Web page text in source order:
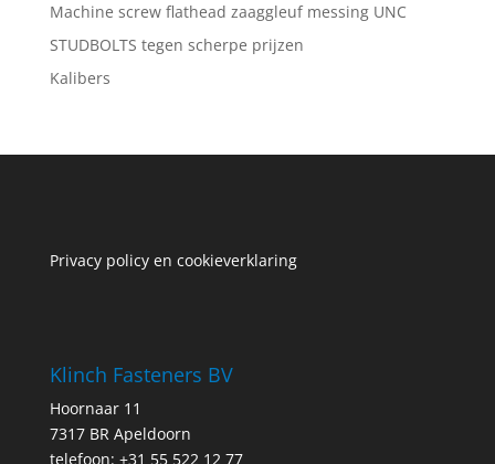
Machine screw flathead zaaggleuf messing UNC
STUDBOLTS tegen scherpe prijzen
Kalibers
Privacy policy en cookieverklaring
Klinch Fasteners BV
Hoornaar 11
7317 BR Apeldoorn
telefoon: +31 55 522 12 77